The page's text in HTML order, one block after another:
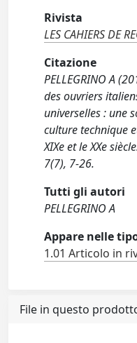
Rivista
LES CAHIERS DE
Citazione
PELLEGRINO A
des ouvriers
universelles : une
culture technique
XIXe et le XXe
7(7), 7-26.
Tutti gli autori
PELLEGRINO A
Appare nelle
1.01 Articolo in
File in questo